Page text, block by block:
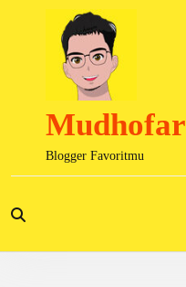
Mudhofar
Blogger Favoritmu